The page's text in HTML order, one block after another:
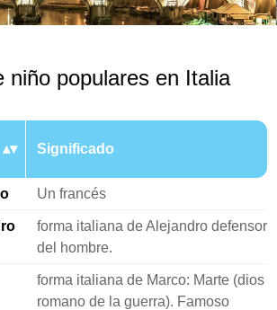
niño populares en Italia
Significado
Un francés
forma italiana de Alejandro defensor
del hombre.
forma italiana de Marco: Marte (dios
romano de la guerra). Famoso